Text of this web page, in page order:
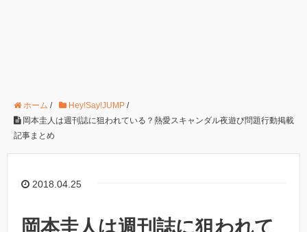
ホーム / Hey!Say!JUMP /
岡本圭人は週刊誌に狙われている？熱愛スキャンダル夜遊び問題行動掲載
記事まとめ
2018.04.25
岡本圭人は週刊誌に狙われて